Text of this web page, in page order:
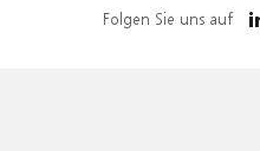
Folgen Sie uns auf